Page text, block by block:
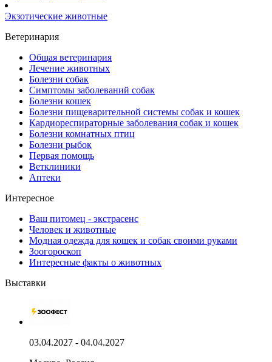
Экзотические животные
Ветеринария
Общая ветеринария
Лечение животных
Болезни собак
Симптомы заболеваний собак
Болезни кошек
Болезни пищеварительной системы собак и кошек
Кардиореспираторные заболевания собак и кошек
Болезни комнатных птиц
Болезни рыбок
Первая помощь
Ветклиники
Аптеки
Интересное
Ваш питомец - экстрасенс
Человек и животные
Модная одежда для кошек и собак своими руками
Зоогороскоп
Интересные факты о животных
Выставки
03.04.2027 - 04.04.2027